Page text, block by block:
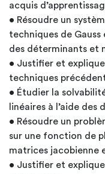
acquis
• Résoudre un
techniques de
des déterminants et
• Justifier et
techniques
• Étudier la
linéaires à l’aide des
• Résoudre un
sur une fonction de
matrices jacobienne
• Justifier et